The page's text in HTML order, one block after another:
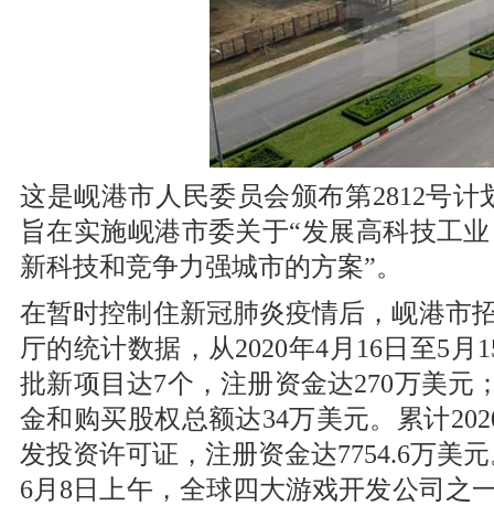
这是岘港市人民委员会颁布第2812号计
旨在实施岘港市委关于“发展高科技工
新科技和竞争力强城市的方案”。
在暂时控制住新冠肺炎疫情后，岘港市
厅的统计数据，从2020年4月16日至5
批新项目达7个，注册资金达270万美元
金和购买股权总额达34万美元。累计
发投资许可证，注册资金达7754.6万美
6月8日上午，全球四大游戏开发公司